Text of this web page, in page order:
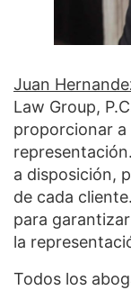
Juan
Law Group,
proporcionar a
a disposición,
de cada
para
la
Todos los